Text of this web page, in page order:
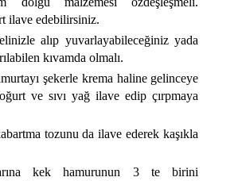
ilave edebilirsiniz.
alıp yuvarlayabileceğiniz yada
kıvamda olmalı.
şekerle krema haline gelinceye
ve sıvı yağ ilave edip çırpmaya
tozunu da ilave ederek kaşıkla
kek hamurunun 3 te birini